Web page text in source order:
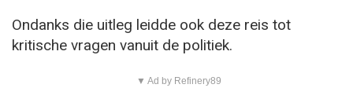
Ondanks die uitleg leidde ook deze reis tot
kritische vragen vanuit de politiek.
▼ Ad by Refinery89